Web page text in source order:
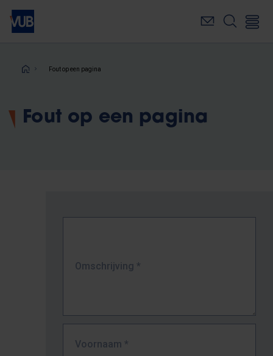
Overslaan
naar
inhoudKruimelpad
Fout op een pagina
Fout op een pagina
Omschrijving *
Voornaam *